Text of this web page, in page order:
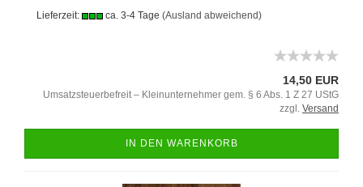
Lieferzeit: ca. 3-4 Tage (Ausland abweichend)
14,50 EUR
Umsatzsteuerbefreit – Kleinunternehmer gem. § 6 Abs. 1 Z 27 UStG
zzgl. Versand
IN DEN WARENKORB